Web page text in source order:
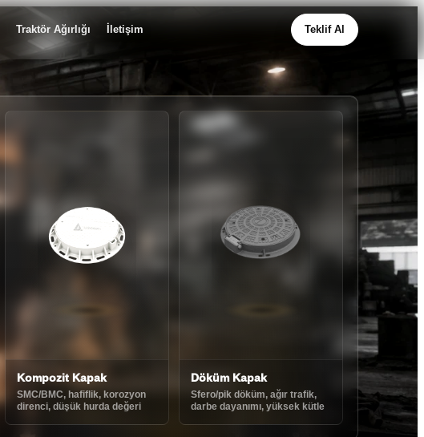
Traktör Ağırlığı İletişim Teklif Al
Kompozit Kapak
SMC/BMC, hafiflik, korozyon
direnci, düşük hurda değeri
Döküm Kapak
Sfero/pik döküm, ağır trafik,
darbe dayanımı, yüksek kütle